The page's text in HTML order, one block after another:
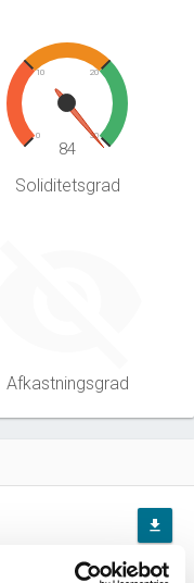
0
10 20
30
84
Soliditetsgrad
Afkastningsgrad
file_download